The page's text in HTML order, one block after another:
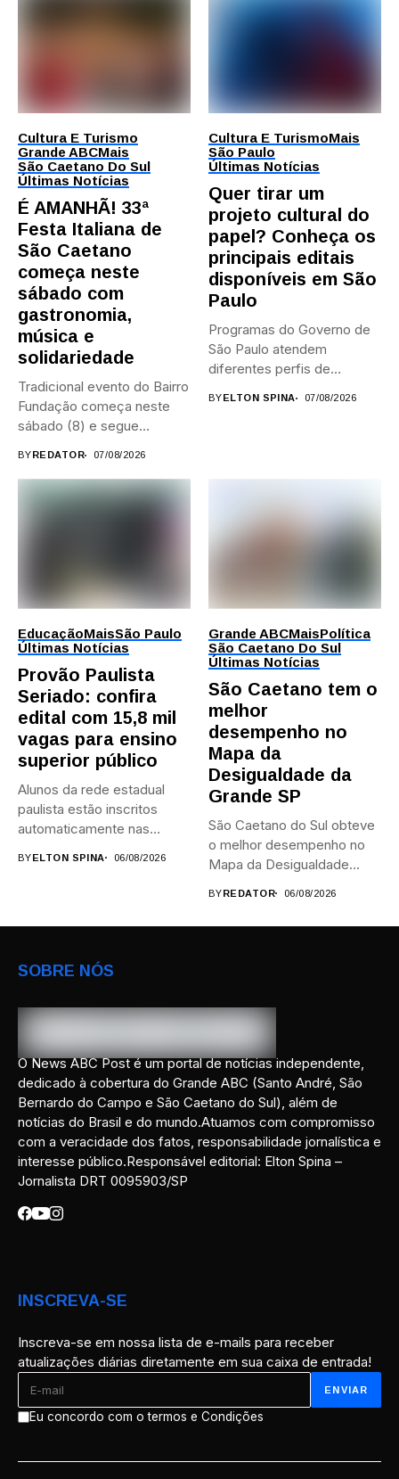
Cultura E Turismo
Grande ABCMais
São Caetano Do Sul
Últimas Notícias
É AMANHÃ! 33ª
Festa Italiana de
São Caetano
começa neste
sábado com
gastronomia,
música e
solidariedade
Tradicional evento do Bairro
Fundação começa neste
sábado (8) e segue
BYREDATOR 07/08/2026
Cultura E TurismoMais
São Paulo
Últimas Notícias
Quer tirar um
projeto cultural do
papel? Conheça os
principais editais
disponíveis em São
Paulo
Programas do Governo de
São Paulo atendem
diferentes perfis de
BYELTON SPINA 07/08/2026
EducaçãoMaisSão Paulo
Últimas Notícias
Provão Paulista
Seriado: confira
edital com 15,8 mil
vagas para ensino
superior público
Alunos da rede estadual
paulista estão inscritos
automaticamente nas
BYELTON SPINA 06/08/2026
Grande ABCMaisPolítica
São Caetano Do Sul
Últimas Notícias
São Caetano tem o
melhor
desempenho no
Mapa da
Desigualdade da
Grande SP
São Caetano do Sul obteve
o melhor desempenho no
Mapa da Desigualdade...
BYREDATOR 06/08/2026
SOBRE NÓS
O News ABC Post é um portal de notícias independente,
dedicado à cobertura do Grande ABC (Santo André, São
Bernardo do Campo e São Caetano do Sul), além de
notícias do Brasil e do mundo.Atuamos com compromisso
com a veracidade dos fatos, responsabilidade jornalística e
interesse público.Responsável editorial: Elton Spina –
Jornalista DRT 0095903/SP
INSCREVA-SE
Inscreva-se em nossa lista de e-mails para receber
atualizações diárias diretamente em sua caixa de entrada!
Eu concordo com o termos e Condições